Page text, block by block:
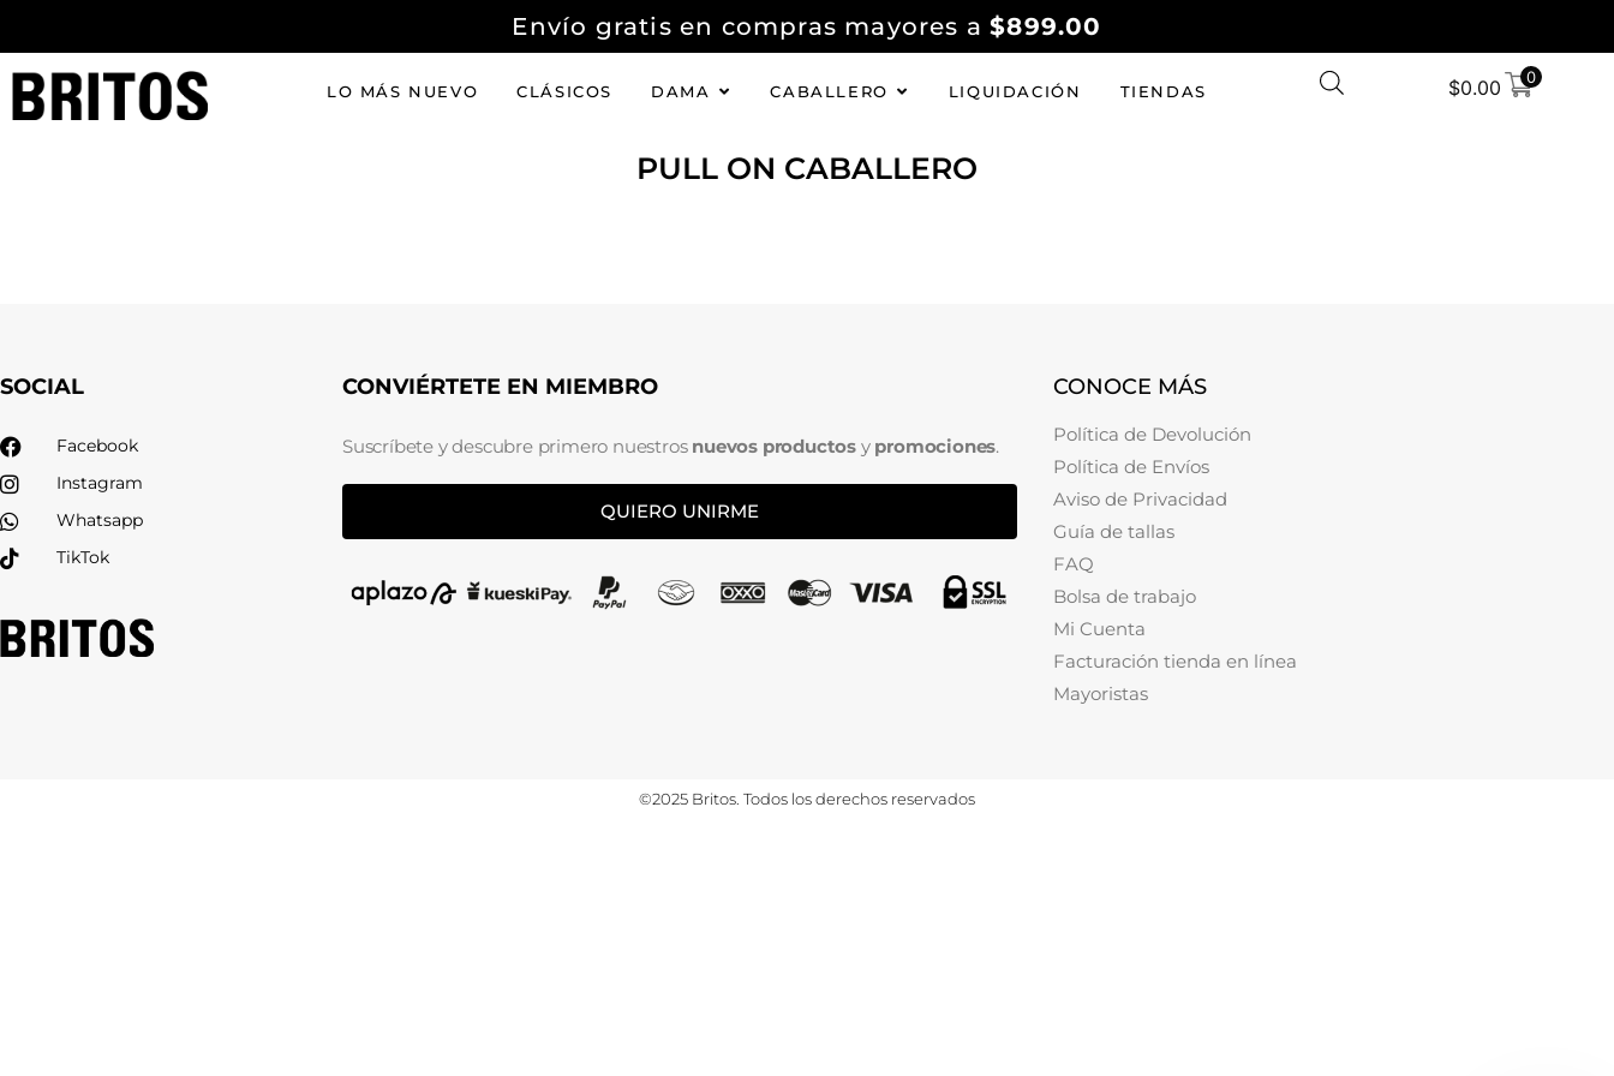
Envío gratis en compras mayores a$899.00
LO MÁS NUEVO CLÁSICOS DAMA CABALLERO LIQUIDACIÓN TIENDAS $0.00 0
PULL ON CABALLERO
SOCIAL
Facebook
Instagram
Whatsapp
TikTok
CONVIÉRTETE EN MIEMBRO
Suscríbete y descubre primero nuestros nuevos productos y promociones.
QUIERO UNIRME
CONOCE MÁS
Política de Devolución
Política de Envíos
Aviso de Privacidad
Guía de tallas
FAQ
Bolsa de trabajo
Mi Cuenta
Facturación tienda en línea
Mayoristas
©2025 Britos. Todos los derechos reservados